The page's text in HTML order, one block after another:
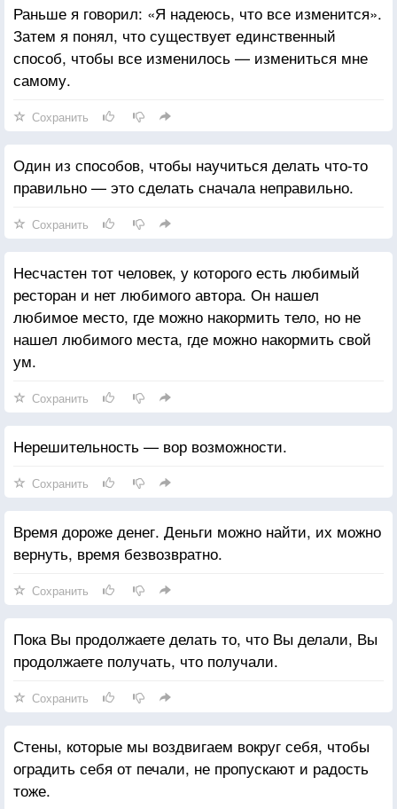
Раньше я говорил: «Я надеюсь, что все изменится».
Затем я понял, что существует единственный
способ, чтобы все изменилось — измениться мне
самому.
Сохранить
Один из способов, чтобы научиться делать что-то
правильно — это сделать сначала неправильно.
Сохранить
Несчастен тот человек, у которого есть любимый
ресторан и нет любимого автора. Он нашел
любимое место, где можно накормить тело, но не
нашел любимого места, где можно накормить свой
ум.
Сохранить
Нерешительность — вор возможности.
Сохранить
Время дороже денег. Деньги можно найти, их можно
вернуть, время безвозвратно.
Сохранить
Пока Вы продолжаете делать то, что Вы делали, Вы
продолжаете получать, что получали.
Сохранить
Стены, которые мы воздвигаем вокруг себя, чтобы
оградить себя от печали, не пропускают и радость
тоже.